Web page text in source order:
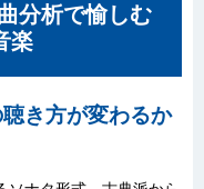
分析で愉しむ
楽
き方が変わるか